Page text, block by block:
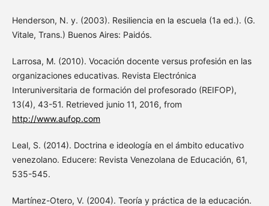
Henderson, N. y. (2003). Resiliencia en la escuela (1a ed.). (G.
Vitale, Trans.) Buenos Aires: Paidós.
Larrosa, M. (2010). Vocación docente versus profesión en las
organizaciones educativas. Revista Electrónica
Interuniversitaria de formación del profesorado (REIFOP),
13(4), 43-51. Retrieved junio 11, 2016, from
http://www.aufop.com
Leal, S. (2014). Doctrina e ideología en el ámbito educativo
venezolano. Educere: Revista Venezolana de Educación, 61,
535-545.
Martínez-Otero, V. (2004). Teoría y práctica de la educación.